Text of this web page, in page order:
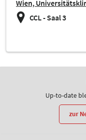
Wien,
CCL - Saal 3
Up-to-date
zur